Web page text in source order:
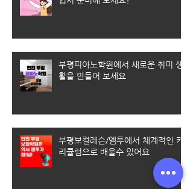
부평피아노학원에서 새로운 취미 생
활을 만들어 보세요
부평보컬레슨/엠투에서 체계적인 커
리큘럼으로 배울수 있어요